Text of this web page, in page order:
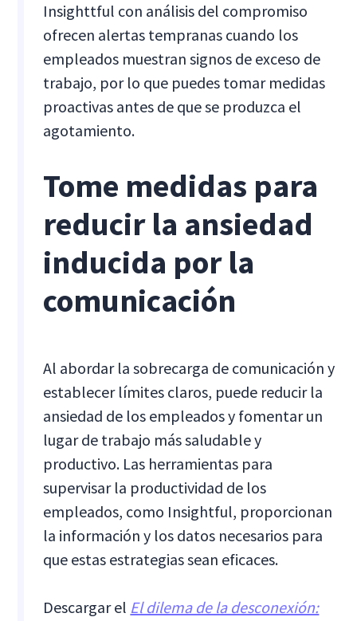
Insighttful con análisis del compromiso
ofrecen alertas tempranas cuando los
empleados muestran signos de exceso de
trabajo, por lo que puedes tomar medidas
proactivas antes de que se produzca el
agotamiento.
Tome medidas para
reducir la ansiedad
inducida por la
comunicación
Al abordar la sobrecarga de comunicación y
establecer límites claros, puede reducir la
ansiedad de los empleados y fomentar un
lugar de trabajo más saludable y
productivo. Las herramientas para
supervisar la productividad de los
empleados, como Insightful, proporcionan
la información y los datos necesarios para
que estas estrategias sean eficaces.
Descargar el El dilema de la desconexión: